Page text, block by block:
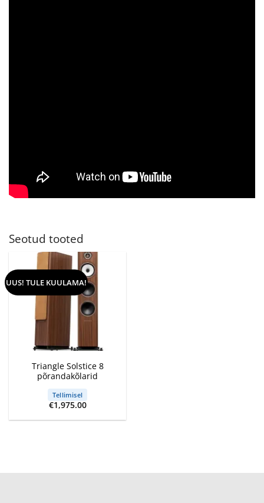
Seotud tooted
UUS! TULE KUULAMA!
Triangle Solstice 8
põrandakõlarid
Tellimisel
€1,975.00